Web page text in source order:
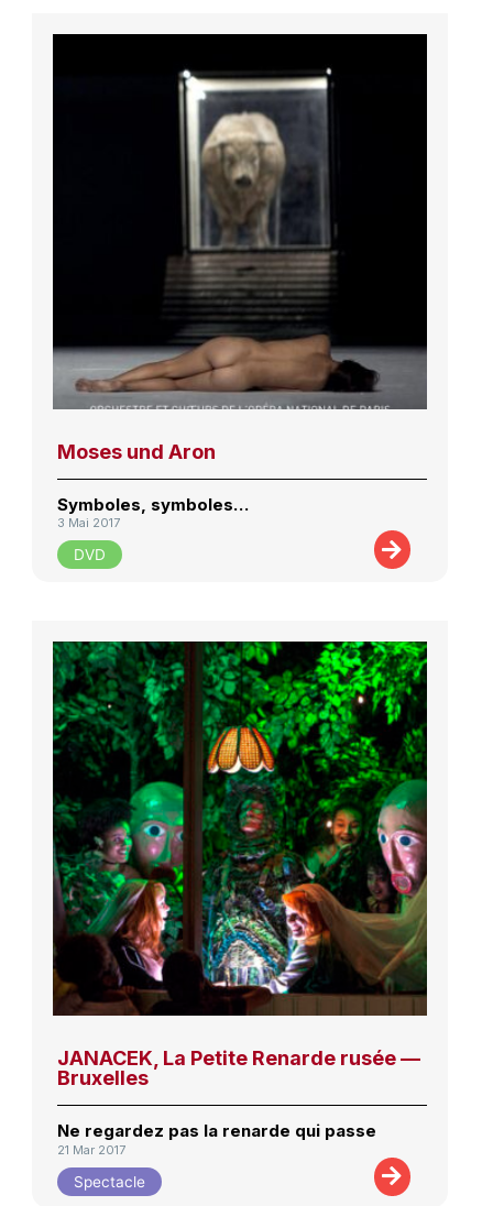
Moses und Aron
Symboles, symboles…
3 Mai 2017
DVD
JANACEK, La Petite Renarde rusée —
Bruxelles
Ne regardez pas la renarde qui passe
21 Mar 2017
Spectacle